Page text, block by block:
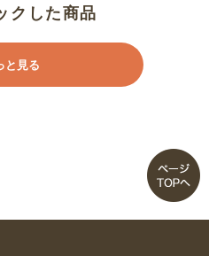
クした商品
と見る